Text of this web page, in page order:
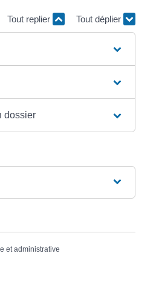
Tout replier Tout déplier
dossier
et administrative